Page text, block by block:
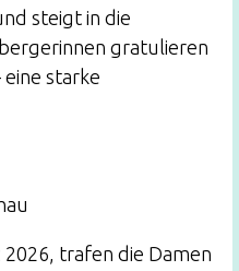
steigt in die
gratulieren
starke
trafen die Damen